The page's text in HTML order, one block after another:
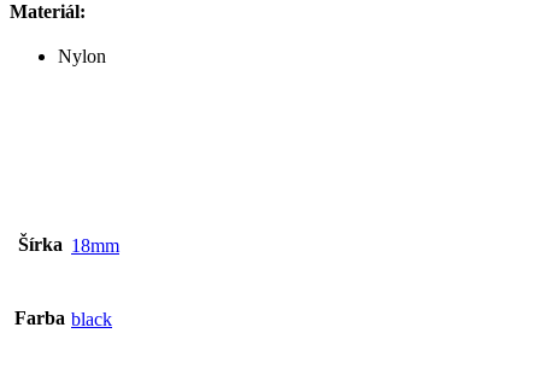
Materiál:
Nylon
Šírka 18mm
Farba black